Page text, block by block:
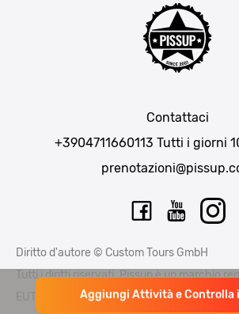
Aggiungi Attività e Controlla
Contattaci
+3904711660113 Tutti i giorni
Diritto d'autore © Custom Tours GmbH
Tutti i diritti riservati. Pissup è un marchio
EUTM015397706 e EUTM 015397714